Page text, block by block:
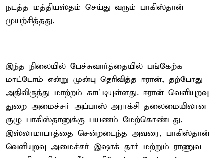
நடத்த மத்தியஸ்தம் செய்து வரும் பாகிஸ்தான்
முயற்சித்தது.
இந்த நிலையில் பேச்சுவார்த்தையில் பங்கேற்க
மாட்டோம் என்று முன்பு தெரிவித்த ஈரான், தற்போது
அதிலிருந்து மாற்றம் காட்டியுள்ளது. ஈரான் வெளியுறவு
துறை அமைச்சர் அப்பாஸ் அராக்சி தலைமையிலான
குழு பாகிஸ்தானுக்கு பயணம் மேற்கொண்டது.
இஸ்லாமாபாத்தை சென்றடைந்த அவரை, பாகிஸ்தான்
வெளியுறவு அமைச்சர் இஷாக் தார் மற்றும் ராணுவ